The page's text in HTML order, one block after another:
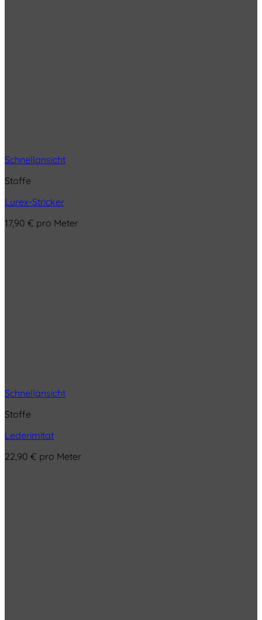
Schnellansicht
Stoffe
Lurex-Stricker
17,90 € pro Meter
Schnellansicht
Stoffe
Lederimitat
22,90 € pro Meter